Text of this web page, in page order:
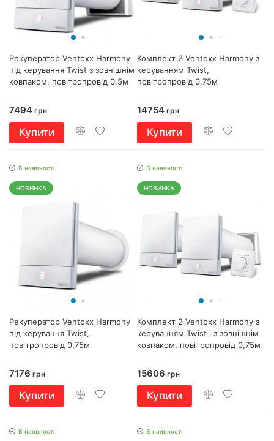
Рекуператор Ventoxx Harmony
під керування Twist з зовнішнім
ковпаком, повітропровід 0,5м
7494 грн
Купити
Комплект 2 Ventoxx Harmony з
керуванням Twist,
повітропровід 0,75м
14754 грн
Купити
В наявності
НОВИНКА
Рекуператор Ventoxx Harmony
під керування Twist,
повітропровід 0,75м
7176 грн
Купити
В наявності
НОВИНКА
Комплект 2 Ventoxx Harmony з
керуванням Twist і з зовнішнім
ковпаком, повітропровід 0,75м
15606 грн
Купити
В наявності В наявності